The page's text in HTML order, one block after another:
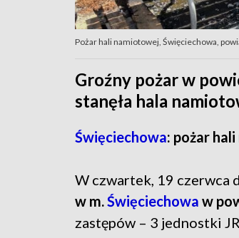
Pożar hali namiotowej, Święciechowa,
Groźny pożar w
stanęła hala
Święciechowa: pożar
W czwartek, 19 czerwca
w m.Święciechowa w
zastępów – 3 jednostki